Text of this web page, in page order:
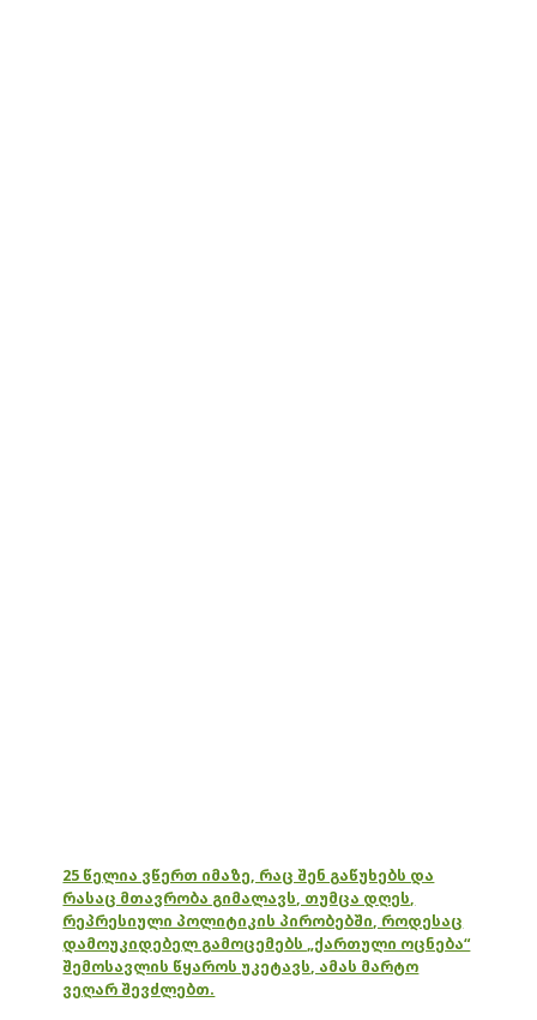
25 წელია ვწერთ იმაზე, რაც შენ გაწუხებს და
რასაც მთავრობა გიმალავს, თუმცა დღეს,
რეპრესიული პოლიტიკის პირობებში, როდესაც
დამოუკიდებელ გამოცემებს „ქართული ოცნება“
შემოსავლის წყაროს უკეტავს, ამას მარტო
ვეღარ შევძლებთ.